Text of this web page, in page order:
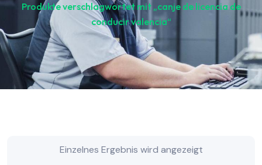
Produkte verschlagwortet mit „canje de licencia de
conducir valencia“
Einzelnes Ergebnis wird angezeigt